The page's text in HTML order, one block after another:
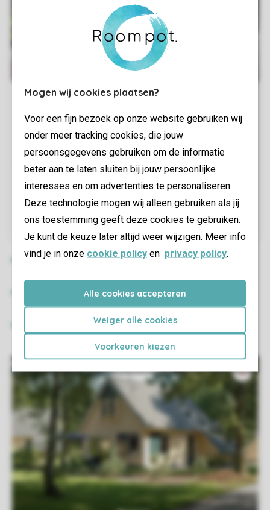
Mogen wij cookies plaatsen?
Voor een fijn bezoek op onze website gebruiken wij
onder meer tracking cookies, die jouw
persoonsgegevens gebruiken om de informatie
beter aan te laten sluiten bij jouw persoonlijke
interesses en om advertenties te personaliseren.
Deze technologie mogen wij alleen gebruiken als jij
ons toestemming geeft deze cookies te gebruiken.
Je kunt de keuze later altijd weer wijzigen. Meer info
vind je in onze cookie policy en privacy policy.
Alle cookies accepteren
Weiger alle cookies
Voorkeuren kiezen